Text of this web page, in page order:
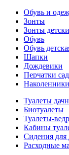
Обувь и
Зонты
Зонты
Обувь
Обувь
Шапки
Дождевики
Перчатки
Туалеты
Биотуалеты
Туалеты-
Кабины
Сидения для
Расходные